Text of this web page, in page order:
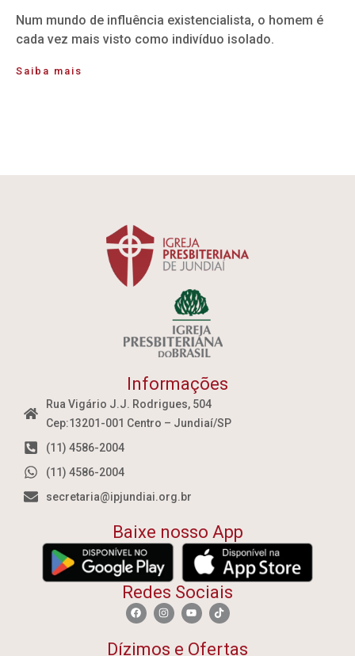
Num mundo de influência existencialista, o homem é
cada vez mais visto como indivíduo isolado.
Saiba mais
Informações
Rua Vigário J.J. Rodrigues, 504
Cep:13201-001 Centro – Jundiaí/SP
(11) 4586-2004
(11) 4586-2004
secretaria@ipjundiai.org.br
Baixe nosso App
Redes Sociais
Dízimos e Ofertas